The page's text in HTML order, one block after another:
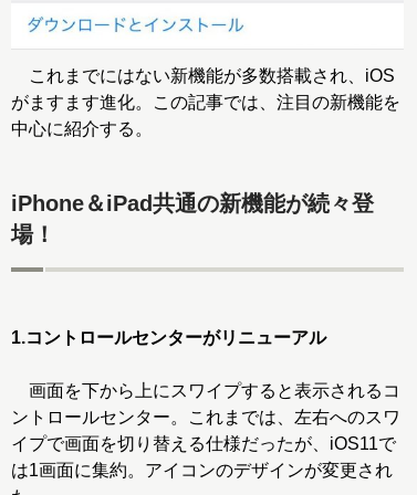
これまでにはない新機能が多数搭載され、iOS
がますます進化。この記事では、注目の新機能を
中心に紹介する。
iPhone＆iPad共通の新機能が続々登
場！
1.コントロールセンターがリニューアル
画面を下から上にスワイプすると表示されるコ
ントロールセンター。これまでは、左右へのスワ
イプで画面を切り替える仕様だったが、iOS11で
は1画面に集約。アイコンのデザインが変更され